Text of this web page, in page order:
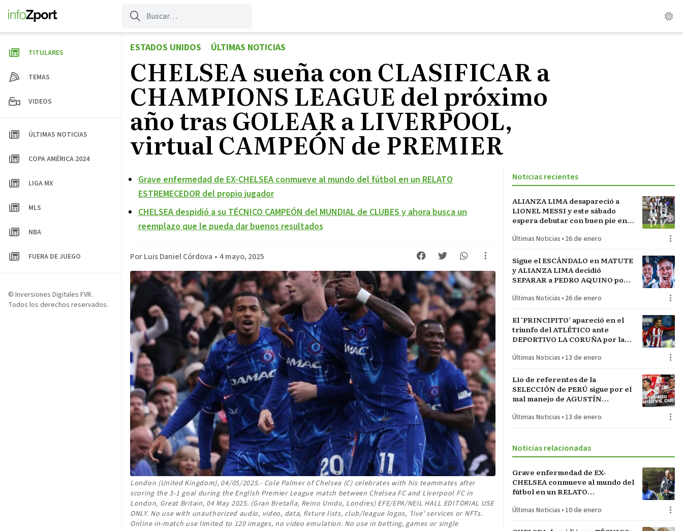
contenido
ESTADOS UNIDOS ÚLTIMAS NOTICIAS
CHELSEA sueña con CLASIFICAR a
CHAMPIONS LEAGUE del próximo
año tras GOLEAR a LIVERPOOL,
virtual CAMPEÓN de PREMIER
Grave enfermedad de EX-CHELSEA conmueve al mundo del fútbol en un RELATO
ESTREMECEDOR del propio jugador
CHELSEA despidió a su TÉCNICO CAMPEÓN del MUNDIAL de CLUBES y ahora busca un
reemplazo que le pueda dar buenos resultados
Por Luis Daniel Córdova • 4 mayo, 2025
London (United Kingdom), 04/05/2025.- Cole Palmer of Chelsea (C) celebrates with his teammates after
scoring the 3-1 goal during the English Premier League match between Chelsea FC and Liverpool FC in
London, Great Britain, 04 May 2025. (Gran Bretaña, Reino Unido, Londres) EFE/EPA/NEIL HALL EDITORIAL USE
ONLY. No use with unauthorized audio, video, data, fixture lists, club/league logos, 'live' services or NFTs.
Online in-match use limited to 120 images, no video emulation. No use in betting, games or single
Noticias recientes
ALIANZA LIMA desapareció a
LIONEL MESSI y este sábado
espera debutar con buen pie en
Últimas Noticias • 26 de enero
Sigue el ESCÁNDALO en MATUTE
y ALIANZA LIMA decidió
SEPARAR a PEDRO AQUINO por
MONTEVIDEO
Últimas Noticias • 26 de enero
El ‘PRINCIPITO’ apareció en el
triunfo del ATLÉTICO ante
DEPORTIVO LA CORUÑA por la
Últimas Noticias • 13 de enero
Lío de referentes de la
SELECCIÓN de PERÚ sigue por el
mal manejo de AGUSTÍN
FEDERACIÓN PERUANA de
Últimas Noticias • 13 de enero
Noticias relacionadas
Grave enfermedad de EX-
CHELSEA conmueve al mundo del
fútbol en un RELATO
jugador
Últimas Noticias • 10 de enero
TITULARES
TEMAS
VIDEOS
ÚLTIMAS NOTICIAS
COPA AMÉRICA 2024
LIGA MX
MLS
NBA
FUERA DE JUEGO
© Inversiones Digitales FVR.
Todos los derechos reservados.